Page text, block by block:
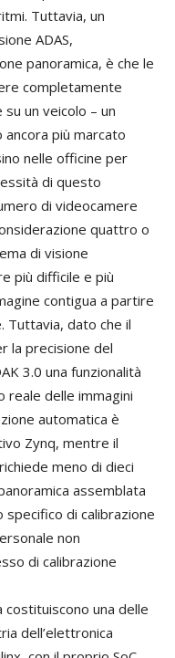
Tuttavia, un
ADAS,
panoramica, è che le
completamente
un veicolo – un
più marcato
nelle officine per
di questo
di videocamere
quattro o
di visione
più difficile e più
contigua a partire
Tuttavia, dato che il
la precisione del
3.0 una funzionalità
reale delle immagini
automatica è
Zynq, mentre il
meno di dieci
assemblata
specifico di calibrazione
non
di calibrazione
una delle
dell’elettronica